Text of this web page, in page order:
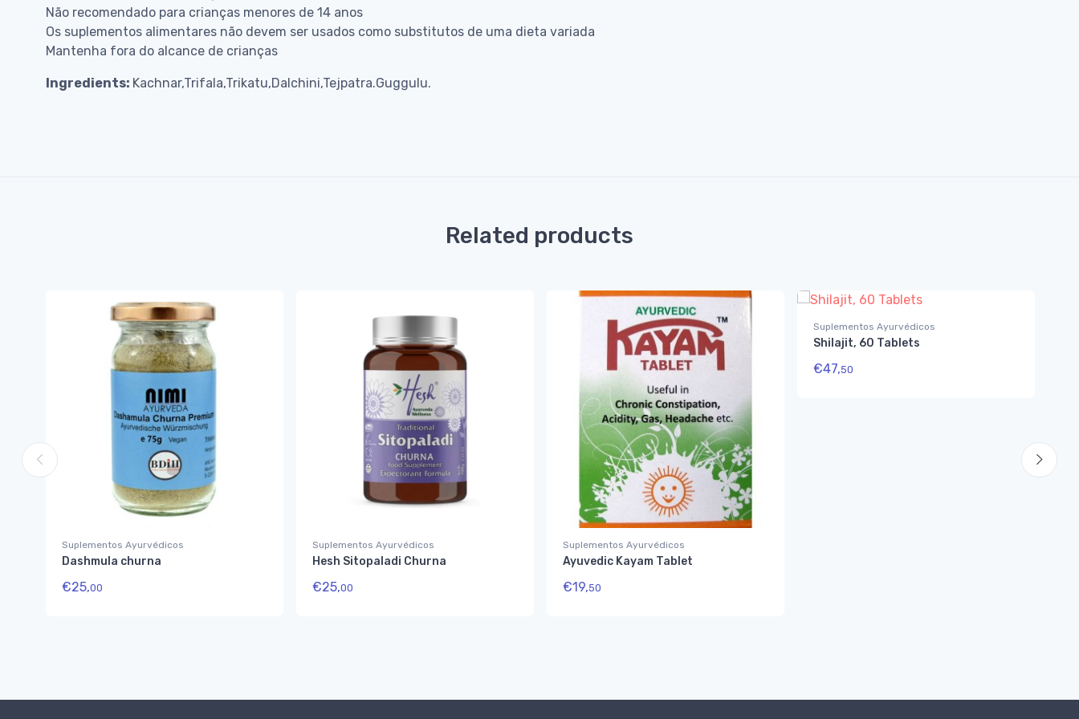
Não recomendado para crianças menores de 14 anos
Os suplementos alimentares não devem ser usados como substitutos de uma dieta variada
Mantenha fora do alcance de crianças
Ingredients: Kachnar,Trifala,Trikatu,Dalchini,Tejpatra.Guggulu.
Related products
Suplementos Ayurvédicos
Dashmula churna
€25,00
Suplementos Ayurvédicos
Hesh Sitopaladi Churna
€25,00
Suplementos Ayurvédicos
Ayuvedic Kayam Tablet
€19,50
Suplementos Ayurvédicos
Shilajit, 60 Tablets
€47,50